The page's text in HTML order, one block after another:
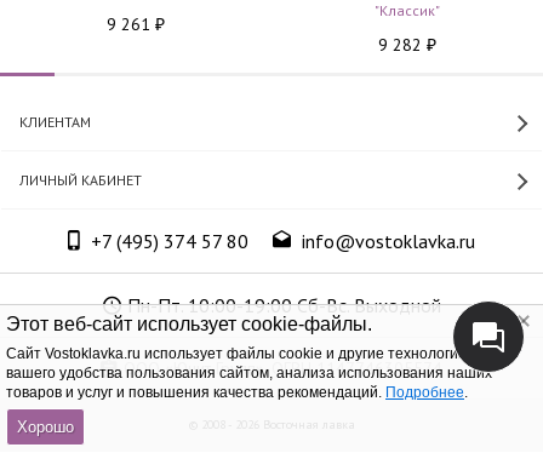
Этот веб-сайт использует cookie-файлы.
Cайт Vostoklavka.ru использует файлы cookie и другие технологии для
вашего удобства пользования сайтом, анализа использования наших
товаров и услуг и повышения качества рекомендаций. Подробнее.
Хорошо
9 261 ₽
"Классик"
9 282 ₽
КЛИЕНТАМ
ЛИЧНЫЙ КАБИНЕТ
+7 (495) 374 57 80 info@vostoklavka.ru
Пн-Пт. 10:00-19:00 Сб-Вс. Выходной
ООО «Юнит Групп», ОГРН 1147746305574